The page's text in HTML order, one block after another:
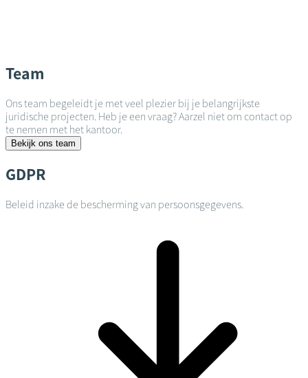
Team
Ons team begeleidt je met veel plezier bij je belangrijkste
juridische projecten. Heb je een vraag? Aarzel niet om contact op
te nemen met het kantoor.
Bekijk ons team
GDPR
Beleid inzake de bescherming van persoonsgegevens.